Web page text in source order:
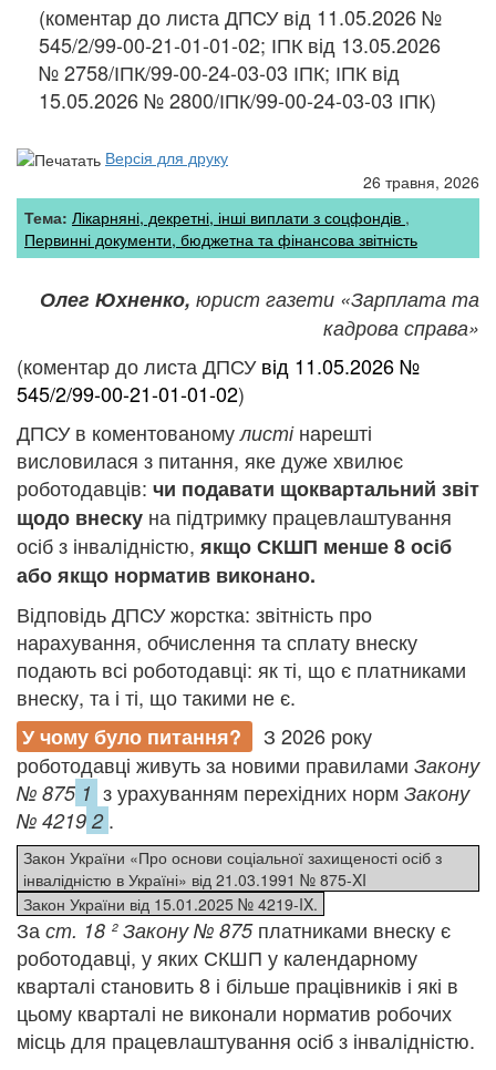
(коментар до листа ДПСУ від 11.05.2026 №
545/2/99-00-21-01-01-02; ІПК від 13.05.2026
№ 2758/ІПК/99-00-24-03-03 ІПК; ІПК від
15.05.2026 № 2800/ІПК/99-00-24-03-03 ІПК)
Версія для друку
26 травня, 2026
Тема: Лікарняні, декретні, інші виплати з соцфондів
Первинні документи, бюджетна та фінансова звітність
Олег Юхненко, юрист газети «Зарплата та
кадрова справа»
(коментар до листа ДПСУвід 11.05.2026 №
545/2/99-00-21-01-01-02)
ДПСУ в коментованомулистінарешті
висловилася з питання, яке дуже хвилює
роботодавців: чи подавати щоквартальний звіт
щодо внеску на підтримку працевлаштування
осіб з інвалідністю, якщо СКШП менше 8 осіб
або якщо норматив виконано.
Відповідь ДПСУ жорстка: звітність про
нарахування, обчислення та сплату внеску
подають всі роботодавці: як ті, що є платниками
внеску, та і ті, що такими не є.
У чому було питання?
З 2026 року
роботодавці живуть за новими правилами Закону
№ 875 1 з урахуванням перехідних норм Закону
№ 4219 2 .
Закон України «Про основи соціальної захищеності осіб з
інвалідністю в Україні» від 21.03.1991 № 875-XI
Закон України від 15.01.2025 № 4219-IX.
За ст. 18 ² Закону № 875платниками внеску є
роботодавці, у яких СКШП у календарному
кварталі становить 8 і більше працівників і які в
цьому кварталі не виконали норматив робочих
місць для працевлаштування осіб з інвалідністю.